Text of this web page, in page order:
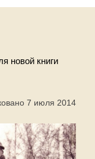
новой книги
7 июля 2014